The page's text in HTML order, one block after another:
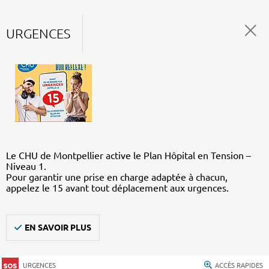
URGENCES
Le CHU de Montpellier active le Plan Hôpital en Tension –
Niveau 1.
Pour garantir une prise en charge adaptée à chacun,
appelez le 15 avant tout déplacement aux urgences.
EN SAVOIR PLUS
URGENCES ACCÈS RAPIDES